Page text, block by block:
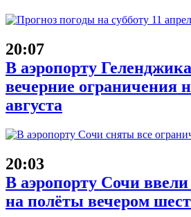
20:07
В аэропорту
вечерние ограничения
августа
20:03
В аэропорту Сочи
на полёты вечером